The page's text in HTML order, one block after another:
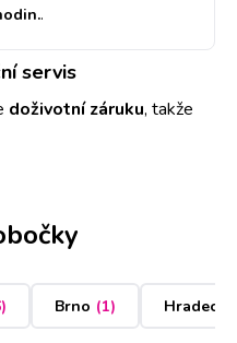
.
servis
doživotní záruku, takže
) Brno (1) Hradec